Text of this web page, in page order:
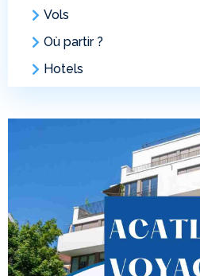
Vols
Où partir ?
Hotels